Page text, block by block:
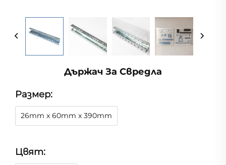
Държач За Свредла
Размер:
26mm x 60mm x 390mm
Цвят: